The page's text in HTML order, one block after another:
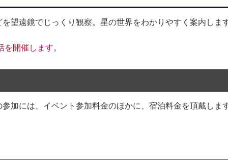
望遠鏡でじっくり観察。星の世界をわかりやすく案内します
開催します。
加には、イベント参加料金のほかに、宿泊料金を頂戴します